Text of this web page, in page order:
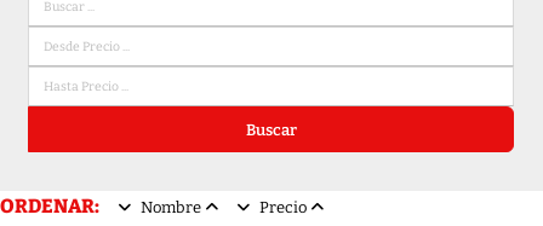
Buscar
ORDENAR: Nombre Precio